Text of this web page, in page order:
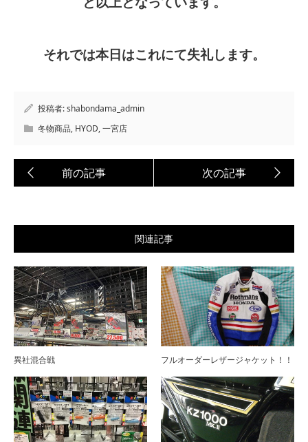
それでは本日はこれにて失礼します。
投稿者:shabondama_admin
冬物商品, HYOD,一宮店
関連記事
異社混合戦 フルオーダーレザージャケット！！